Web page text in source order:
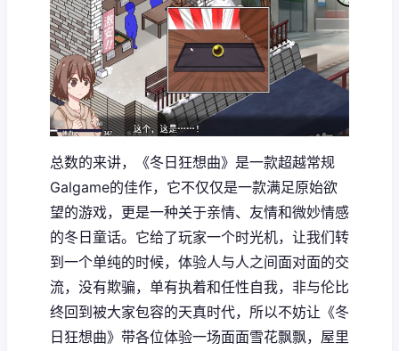
总数的来讲，《冬日狂想曲》是一款​​超越常规
Galgame的佳作​​，它不仅仅是一款满足原始欲
望的游戏，更是一种关于亲情、友情和微妙情感
的冬日童话。它给了玩家一个时光机，让我们转
到一个单纯的时候，体验人与人之间面对面的交
流，没有欺骗，单有执着和任性自我，非与伦比
终回到被大家包容的天真时代，所以不妨让《冬
日狂想曲》带各位体验一场​​面面雪花飘飘，屋里